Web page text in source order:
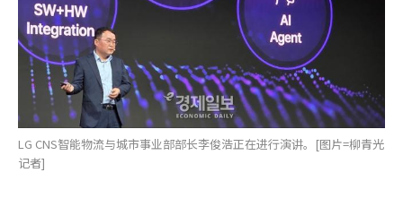
LG CNS智能物流与城市事业部部长李俊浩正在进行演讲。[图片=柳青光
记者]